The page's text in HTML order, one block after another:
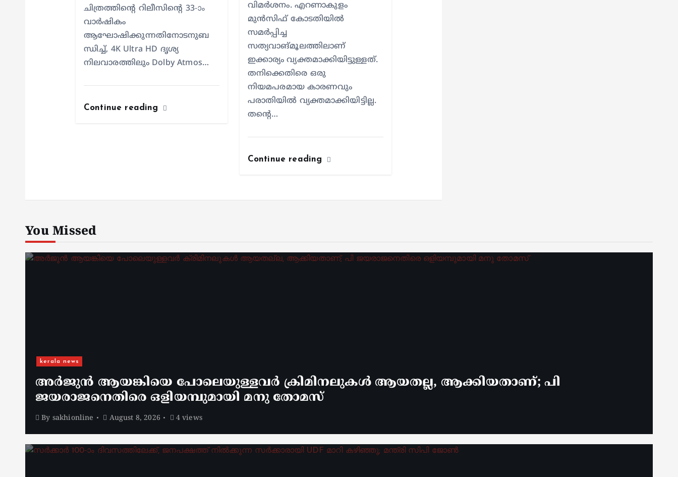
ചിത്രത്തിന്റെ റിലീസിന്റെ 33-ാം
വാർഷികം
ആഘോഷിക്കുന്നതിനോടനുബ
ന്ധിച്ച്, 4K Ultra HD ദൃശ്യ
നിലവാരത്തിലും Dolby Atmos…
Continue reading
വിമര്‍ശനം. എറണാകുളം
മുന്‍സിഫ് കോടതിയില്‍
സമര്‍പ്പിച്ച
സത്യവാങ്മൂലത്തിലാണ്
ഇക്കാര്യം വ്യക്തമാക്കിയിട്ടുള്ളത്.
തനിക്കെതിരെ ഒരു
നിയമപരമായ കാരണവും
പരാതിയില്‍ വ്യക്തമാക്കിയിട്ടില്ല.
തന്റെ…
Continue reading
You Missed
kerala news
അർജുൻ ആയങ്കിയെ പോലെയുള്ളവർ ക്രിമിനലുകൾ ആയതല്ല, ആക്കിയതാണ്; പി
ജയരാജനെതിരെ ഒളിയമ്പുമായി മനു തോമസ്
By sakhionline August 8, 2026 4 views